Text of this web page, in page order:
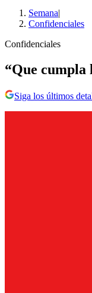
Semana|
Confidenciales
Confidenciales
“Que cumpla
Siga los últimos